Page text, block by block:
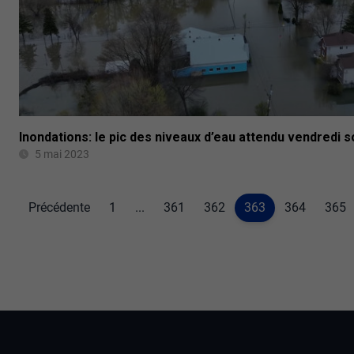
Inondations: le pic des niveaux d’eau attendu vendredi
5 mai 2023
Précédente 1 ... 361 362 363 364 365